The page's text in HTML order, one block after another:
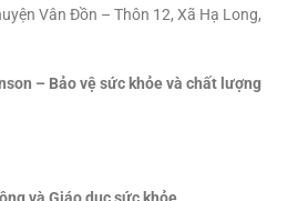
Vân Đồn – Thôn 12, Xã Hạ Long,
– Bảo vệ sức khỏe và chất lượng
và Giáo dục sức khỏe